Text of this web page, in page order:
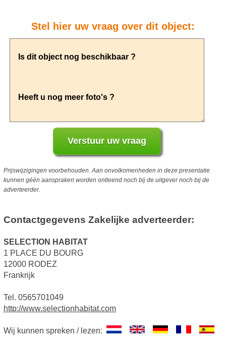
Stel hier uw vraag over dit object:
Prijswijzigingen voorbehouden. Aan onvolkomenheden in deze presentatie
kunnen géén aanspraken worden ontleend noch bij de uitgever noch bij de
adverteerder.
Contactgegevens Zakelijke adverteerder:
SELECTION HABITAT
1 PLACE DU BOURG
12000 RODEZ
Frankrijk
Tel. 0565701049
http://www.selectionhabitat.com
Wij kunnen spreken / lezen: